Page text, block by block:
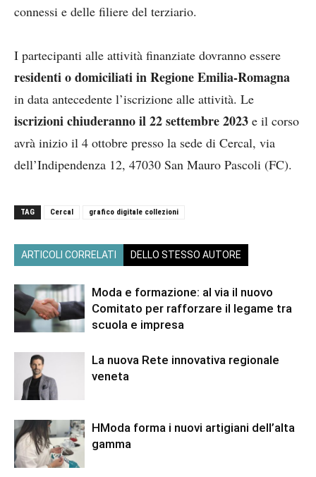
connessi e delle filiere del terziario.
I partecipanti alle attività finanziate dovranno essere
residenti o domiciliati in Regione Emilia-Romagna
in data antecedente l’iscrizione alle attività. Le
iscrizioni chiuderanno il 22 settembre 2023 e il corso
avrà inizio il 4 ottobre presso la sede di Cercal, via
dell’Indipendenza 12, 47030 San Mauro Pascoli (FC).
TAG Cercal grafico digitale collezioni
ARTICOLI CORRELATI DELLO STESSO AUTORE
Moda e formazione: al via il nuovo
Comitato per rafforzare il legame tra
scuola e impresa
La nuova Rete innovativa regionale
veneta
HModa forma i nuovi artigiani dell’alta
gamma